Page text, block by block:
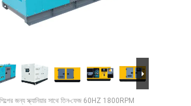
শিল্পের জন্য স্ক্যানিয়ার সাথে তিন-ফেজ 60HZ 1800RPM